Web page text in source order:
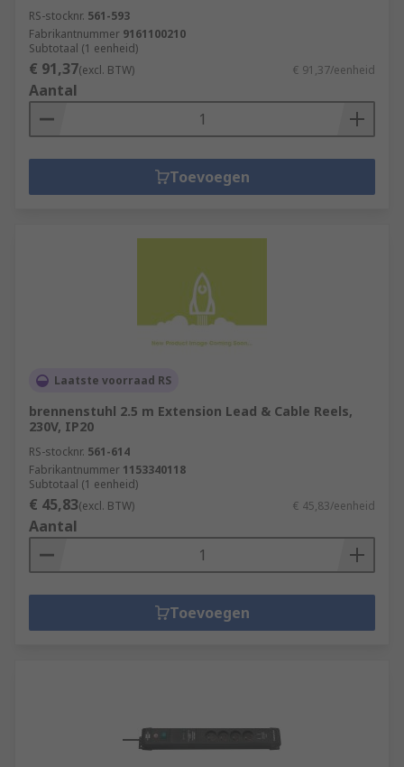
RS-stocknr. 561-593
Fabrikantnummer 9161100210
Subtotaal (1 eenheid)
€ 91,37(excl. BTW) € 91,37/eenheid
Aantal
Toevoegen
Laatste voorraad RS
brennenstuhl 2.5 m Extension Lead & Cable Reels,
230V, IP20
RS-stocknr. 561-614
Fabrikantnummer 1153340118
Subtotaal (1 eenheid)
€ 45,83(excl. BTW) € 45,83/eenheid
Aantal
Toevoegen